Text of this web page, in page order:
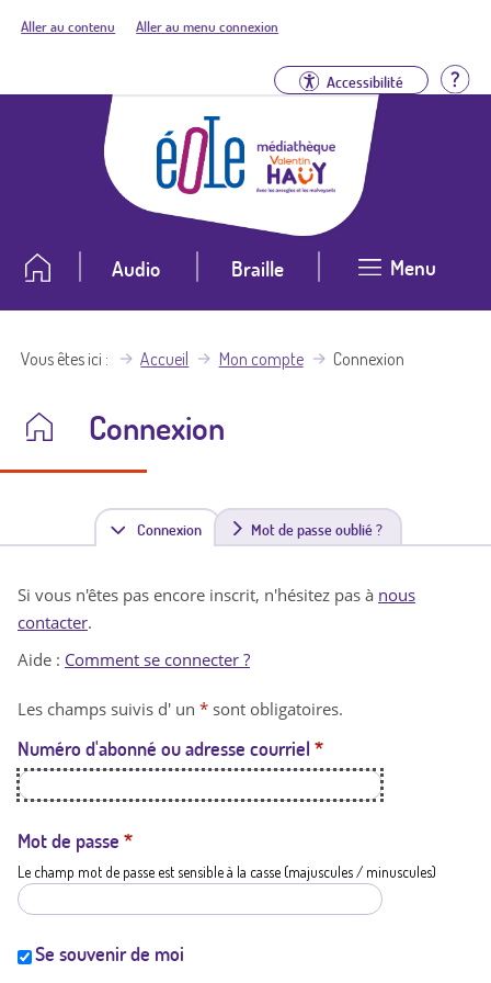
Aller au contenu Aller au menu connexion
Accessibilité
Audio Braille Menu
Vous êtes ici Accueil Mon compte Connexion
Connexion
Connexion(
n
t
a
t
i
Mot de passe oublié ?
Si vous n'êtes pas encore inscrit, n'hésitez pas à nous
contacter.
Aide : Comment se connecter ?
Les champs suivis d' un * sont obligatoires.
Numéro d'abonné ou adresse courriel *
Mot de passe *
Le champ mot de passe est sensible à la casse (majuscules / minuscules)
Se souvenir de moi